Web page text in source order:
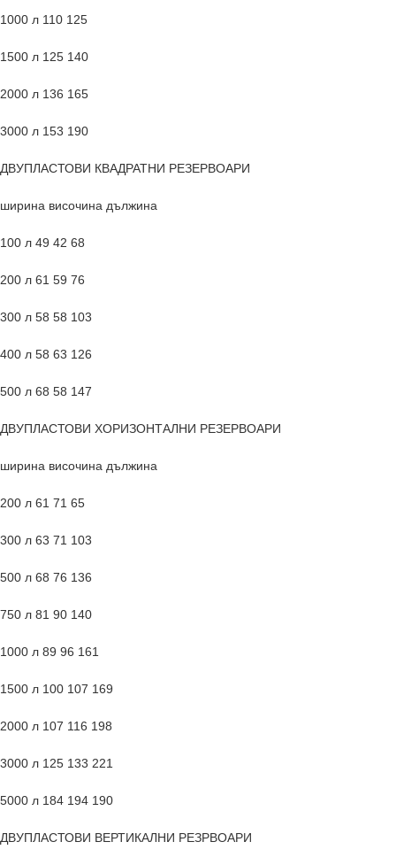
1000 л 110 125
1500 л 125 140
2000 л 136 165
3000 л 153 190
ДВУПЛАСТОВИ КВАДРАТНИ РЕЗЕРВОАРИ
ширина височина дължина
100 л 49 42 68
200 л 61 59 76
300 л 58 58 103
400 л 58 63 126
500 л 68 58 147
ДВУПЛАСТОВИ ХОРИЗОНТАЛНИ РЕЗЕРВОАРИ
ширина височина дължина
200 л 61 71 65
300 л 63 71 103
500 л 68 76 136
750 л 81 90 140
1000 л 89 96 161
1500 л 100 107 169
2000 л 107 116 198
3000 л 125 133 221
5000 л 184 194 190
ДВУПЛАСТОВИ ВЕРТИКАЛНИ РЕЗРВОАРИ